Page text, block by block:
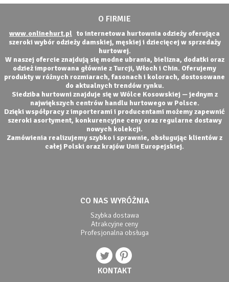
O FIRMIE
www.onlinehurt.pl to internetowa hurtownia odzieży oferująca
szeroki wybór odzieży damskiej, męskiej i dziecięcej w sprzedaży
hurtowej.
W naszej ofercie znajdują się modne ubrania, bielizna, dodatki oraz
odzież importowana głównie z Turcji, Włoch i Chin. Oferujemy
produkty w różnych rozmiarach, fasonach i kolorach, dostosowane
do aktualnych trendów rynku.
Siedziba hurtowni znajduje się w Wólce Kosowskiej — jednym z
największych centrów handlu hurtowego w Polsce.
Dzięki współpracy z importerami i producentami możemy zapewnić
szeroki asortyment, konkurencyjne ceny oraz regularne dostawy
nowych kolekcji.
Zamówienia realizujemy szybko i sprawnie, obsługując klientów z
całej Polski oraz krajów Unii Europejskiej.
CO NAS WYRÓŻNIA
Szybka dostawa
Atrakcyjne ceny
Profesjonalna obsługa
KONTAKT